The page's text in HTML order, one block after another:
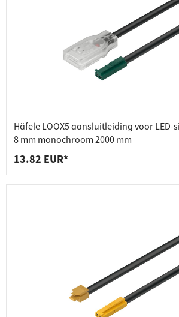
Häfele LOOX5 aansluitleiding voor LED-
8 mm monochroom 2000 mm
13.82 EUR*